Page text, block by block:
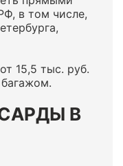
в том числе,
15,5 тыс. руб.
В